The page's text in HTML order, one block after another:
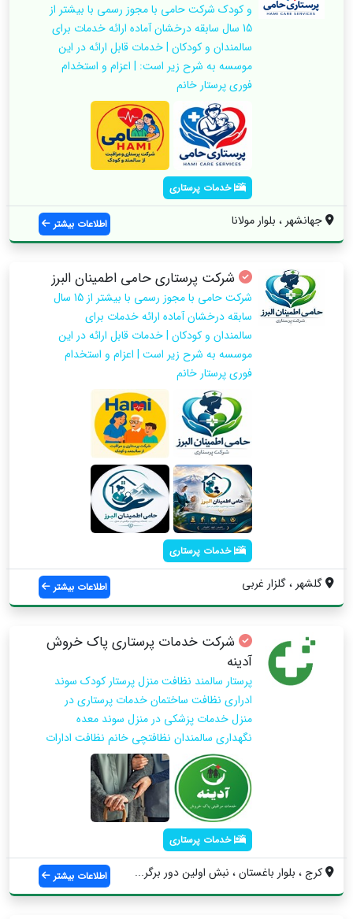
و کودک شرکت حامی با مجوز رسمی با بیشتر از
15 سال سابقه درخشان آماده ارائه خدمات برای
سالمندان و کودکان | خدمات قابل ارائه در این
موسسه به شرح زیر است: | اعزام و استخدام
فوری پرستار خانم
خدمات پرستاری
جهانشهر ، بلوار مولانا اطلاعات بیشتر
شرکت پرستاری حامی اطمینان البرز
شرکت حامی با مجوز رسمی با بیشتر از 15 سال
سابقه درخشان آماده ارائه خدمات برای
سالمندان و کودکان | خدمات قابل ارائه در این
موسسه به شرح زیر است | اعزام و استخدام
فوری پرستار خانم
خدمات پرستاری
گلشهر ، گلزار غربی اطلاعات بیشتر
شرکت خدمات پرستاری پاک خروش
آدینه
پرستار سالمند نظافت منزل پرستار کودک سوند
ادراری نظافت ساختمان خدمات پرستاری در
منزل خدمات پزشکی در منزل سوند معده
نگهداری سالمندان نظافتچی خانم نظافت ادارات
خدمات پرستاری
کرج ، بلوار باغستان ، نبش اولین دور برگر... اطلاعات بیشتر